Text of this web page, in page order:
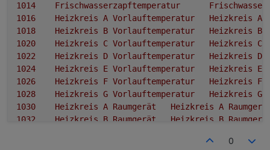
Frischwasserzapftemperatur
Heizkreis A Vorlauftemperatur Heizkreis A
Heizkreis B Vorlauftemperatur Heizkreis B
Heizkreis C Vorlauftemperatur Heizkreis C
Heizkreis D Vorlauftemperatur Heizkreis D
Heizkreis E Vorlauftemperatur Heizkreis E
Heizkreis F Vorlauftemperatur Heizkreis F
Heizkreis G Vorlauftemperatur Heizkreis G
Heizkreis A Raumgerät Heizkreis A
Heizkreis B Raumgerät Heizkreis B
Heizkreis 0